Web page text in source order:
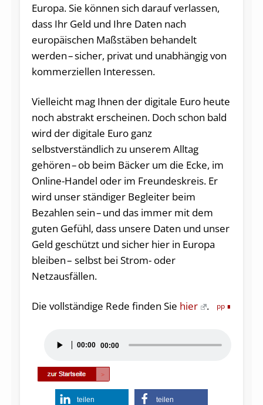
Europa. Sie können sich darauf verlassen,
dass Ihr Geld und Ihre Daten nach
europäischen Maßstäben behandelt
werden – sicher, privat und unabhängig von
kommerziellen Interessen.
Vielleicht mag Ihnen der digitale Euro heute
noch abstrakt erscheinen. Doch schon bald
wird der digitale Euro ganz
selbstverständlich zu unserem Alltag
gehören – ob beim Bäcker um die Ecke, im
Online-Handel oder im Freundeskreis. Er
wird unser ständiger Begleiter beim
Bezahlen sein – und das immer mit dem
guten Gefühl, dass unsere Daten und unser
Geld geschützt und sicher hier in Europa
bleiben – selbst bei Strom- oder
Netzausfällen.
Die vollständige Rede finden Sie hier . pp
Player
00:00 00:00
teilen teilen